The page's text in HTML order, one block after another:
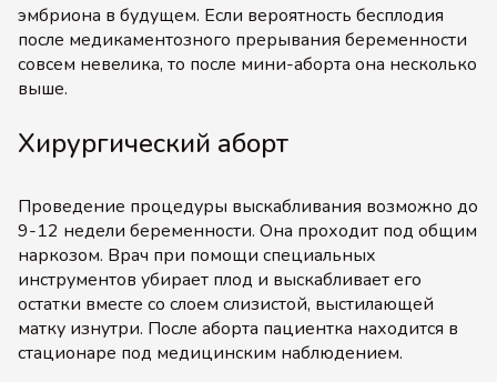
эмбриона в будущем. Если вероятность бесплодия
после медикаментозного прерывания беременности
совсем невелика, то после мини-аборта она несколько
выше.
Хирургический аборт
Проведение процедуры выскабливания возможно до
9-12 недели беременности. Она проходит под общим
наркозом. Врач при помощи специальных
инструментов убирает плод и выскабливает его
остатки вместе со слоем слизистой, выстилающей
матку изнутри. После аборта пациентка находится в
стационаре под медицинским наблюдением.